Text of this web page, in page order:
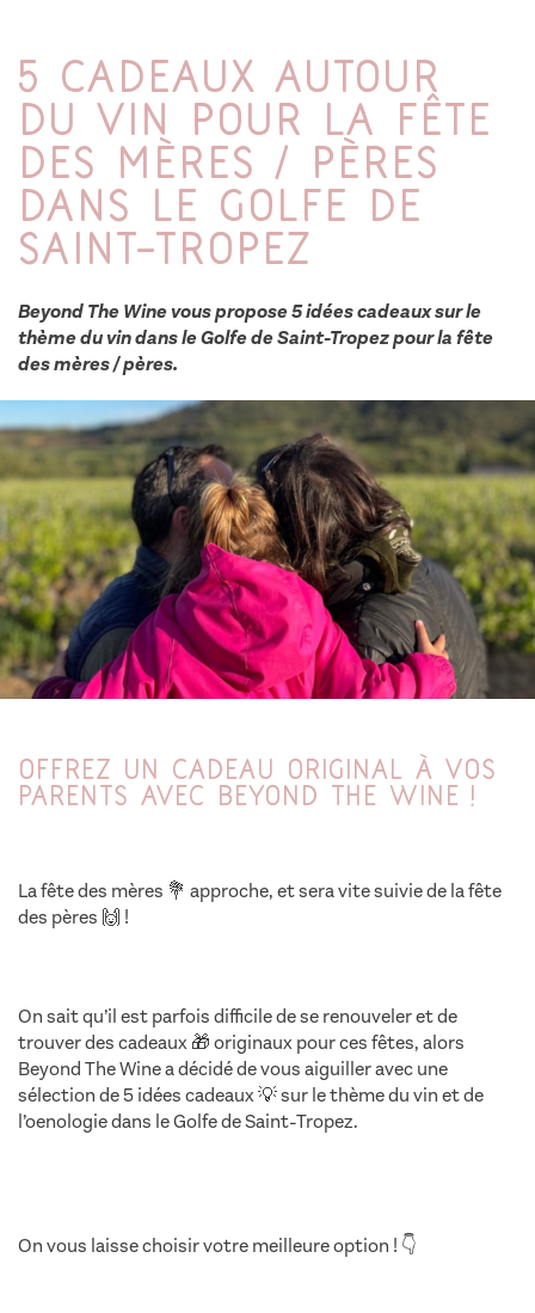
5 cadeaux autour
du vin pour la fête
des mères / pères
dans le Golfe de
Saint-Tropez
Beyond The Wine vous propose 5 idées cadeaux sur le
thème du vin dans le Golfe de Saint-Tropez pour la fête
des mères / pères.
Offrez un cadeau original à vos
parents avec Beyond The Wine !
La fête des mères 💐 approche, et sera vite suivie de la fête
des pères 🙌 !
On sait qu’il est parfois difficile de se renouveler et de
trouver des cadeaux 🎁 originaux pour ces fêtes, alors
Beyond The Wine a décidé de vous aiguiller avec une
sélection de 5 idées cadeaux 💡 sur le thème du vin et de
l’oenologie dans le Golfe de Saint-Tropez.
On vous laisse choisir votre meilleure option ! 👇